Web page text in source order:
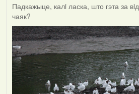
Падкажыце, калi ласка, што гэта за вiд
чаяк?